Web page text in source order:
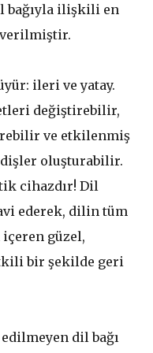
bağıyla ilişkili en
verilmiştir.
ileri ve yatay.
değiştirebilir,
ve etkilenmiş
dişler oluşturabilir.
cihazdır! Dil
ederek, dilin tüm
güzel,
bir şekilde geri
dil bağı